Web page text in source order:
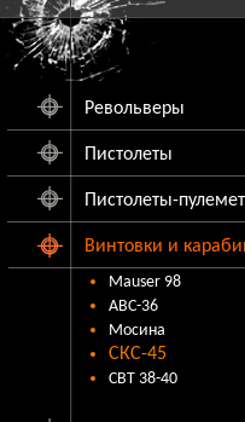
Револьверы
Пистолеты
Пистолеты-
Винтовки и
Mauser 98
АВС-36
Мосина
СКС-45
СВТ 38-40